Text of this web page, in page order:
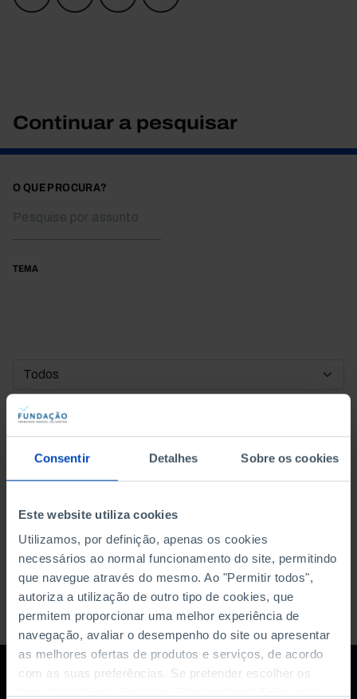
Consentir Detalhes Sobre os cookies
Este website utiliza cookies
Utilizamos, por definição, apenas os cookies
necessários ao normal funcionamento do site, permitindo
que navegue através do mesmo. Ao "Permitir todos",
autoriza a utilização de outro tipo de cookies, que
permitem proporcionar uma melhor experiência de
navegação, avaliar o desempenho do site ou apresentar
as melhores ofertas de produtos e serviços, de acordo
com as suas preferências. Se pretender escolher os
Continuar a pesquisar
O QUE PROCURA?
TEMA
DATA DE INÍCIO
DATA DE FIM